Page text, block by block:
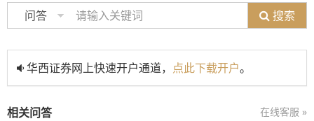
问答 搜索
华西证券网上快速开户通道， 点此下载开户。
相关问答 在线客服 »